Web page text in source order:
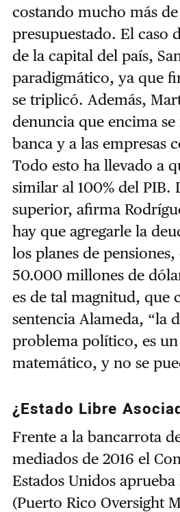
costando mucho más
presupuestado. El caso
de la capital del país,
paradigmático, ya que
se triplicó. Además,
denuncia que encima se
banca y a las empresas
Todo esto ha llevado a
similar al 100% del PIB.
superior, afirma
hay que agregarle la
los planes de
50.000 millones de
es de tal magnitud, que
sentencia Alameda, “la
problema político, es
matemático, y no se
¿Estado Libre
Frente a la bancarrota
mediados de 2016 el
Estados Unidos aprueba
(Puerto Rico Oversight